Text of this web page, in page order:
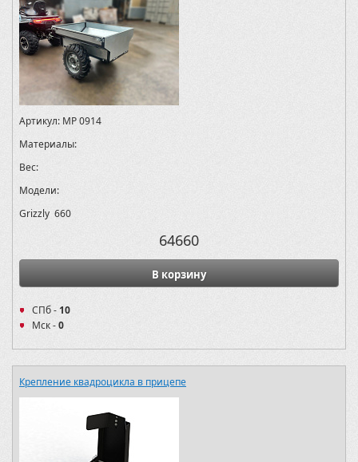
Артикул: MP 0914
Материалы:
Вес:
Модели:
Grizzly 660
64660
В корзину
СПб -10
Мск -0
Крепление квадроцикла в прицепе